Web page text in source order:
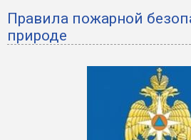
Правила пожарной
природе